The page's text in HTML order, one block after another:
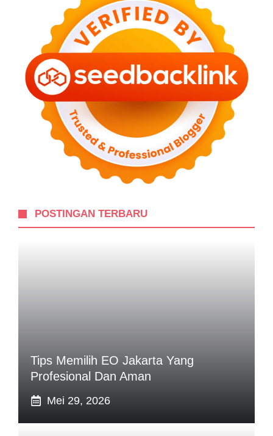
POSTINGAN TERBARU
Tips Memilih EO Jakarta Yang
Profesional Dan Aman
Mei 29, 2026